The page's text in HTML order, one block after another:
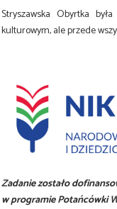
Stryszawska Obyrtka
kulturowym, ale przede
Zadanie zostało
w programie Potańcówki